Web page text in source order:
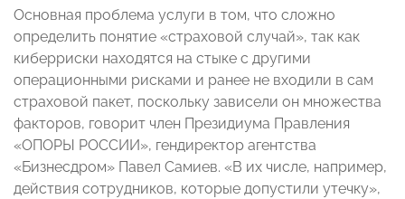
Основная проблема услуги в том, что сложно
определить понятие «страховой случай», так как
киберриски находятся на стыке с другими
операционными рисками и ранее не входили в сам
страховой пакет, поскольку зависели он множества
факторов, говорит член Президиума Правления
«ОПОРЫ РОССИИ», гендиректор агентства
«Бизнесдром» Павел Самиев. «В их числе, например,
действия сотрудников, которые допустили утечку»,